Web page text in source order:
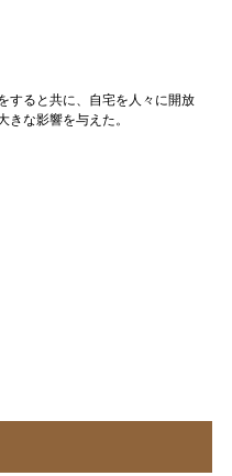
すると共に、自宅を人々に開放
きな影響を与えた。